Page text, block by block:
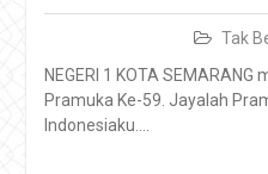
Tak
NEGERI 1 KOTA
Pramuka Ke-59. Jayalah
Indonesiaku….